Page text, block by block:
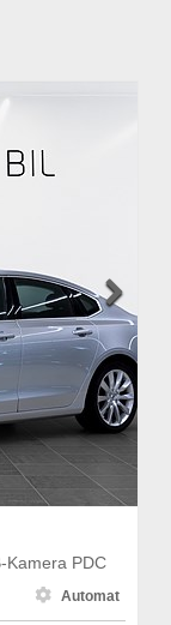

Kamera PDC
 Automat